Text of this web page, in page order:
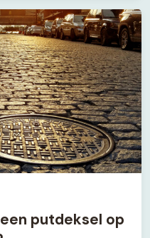
putdeksel op